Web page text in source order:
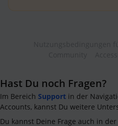
Hast Du noch Fragen?
Im Bereich Support in der
Accounts, kannst Du weitere
Du kannst Deine Frage auch in der